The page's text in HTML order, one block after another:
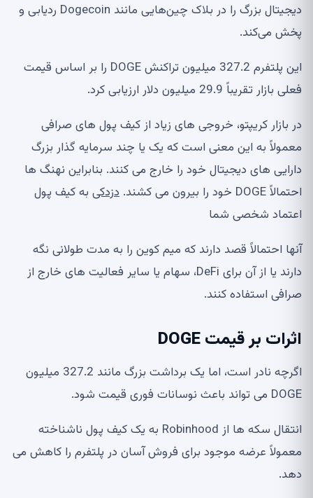
دیجیتال بزرگ را در بلاک چین‌هایی مانند Dogecoin ردیابی و
پخش می‌کند.
این پلتفرم 327.2 میلیون تراکنش DOGE را بر اساس قیمت
فعلی بازار تقریباً 29.9 میلیون دلار ارزیابی کرد.
در بازار کریپتو، خروجی های زیاد از کیف پول های صرافی
معمولاً به این معنی است که یک یا چند سرمایه گذار بزرگ
دارایی های دیجیتال خود را خارج می کنند. بنابراین نهنگ ها
احتمالاً DOGE خود را بیرون می کشند.
دزدکی به کیف پول
اعتماد شخصی شما
آنها احتمالاً قصد دارند که میم کوین را به مدت طولانی نگه
دارند یا از آن برای DeFi، سهام یا سایر فعالیت های خارج از
صرافی استفاده کنند.
اثرات بر قیمت DOGE
اگرچه نادر است، اما یک برداشت بزرگ مانند 327.2 میلیون
DOGE می تواند باعث نوسانات فوری قیمت شود.
انتقال سکه ها از Robinhood به یک کیف پول ناشناخته
معمولاً عرضه موجود برای فروش آسان در پلتفرم را کاهش می
دهد.